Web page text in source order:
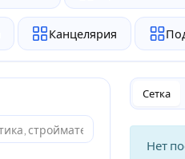
Канцелярия
Сетка
Нет